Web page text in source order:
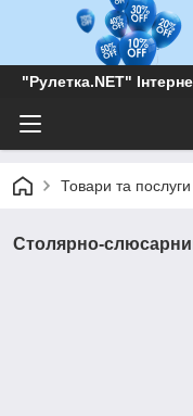
"Рулетка.NET"
Товари та послуги
Столярно-